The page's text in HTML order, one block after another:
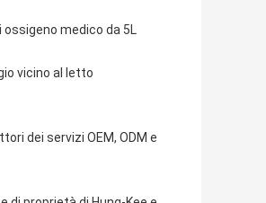
medico da 5L
vicino al letto
dei servizi OEM, ODM e